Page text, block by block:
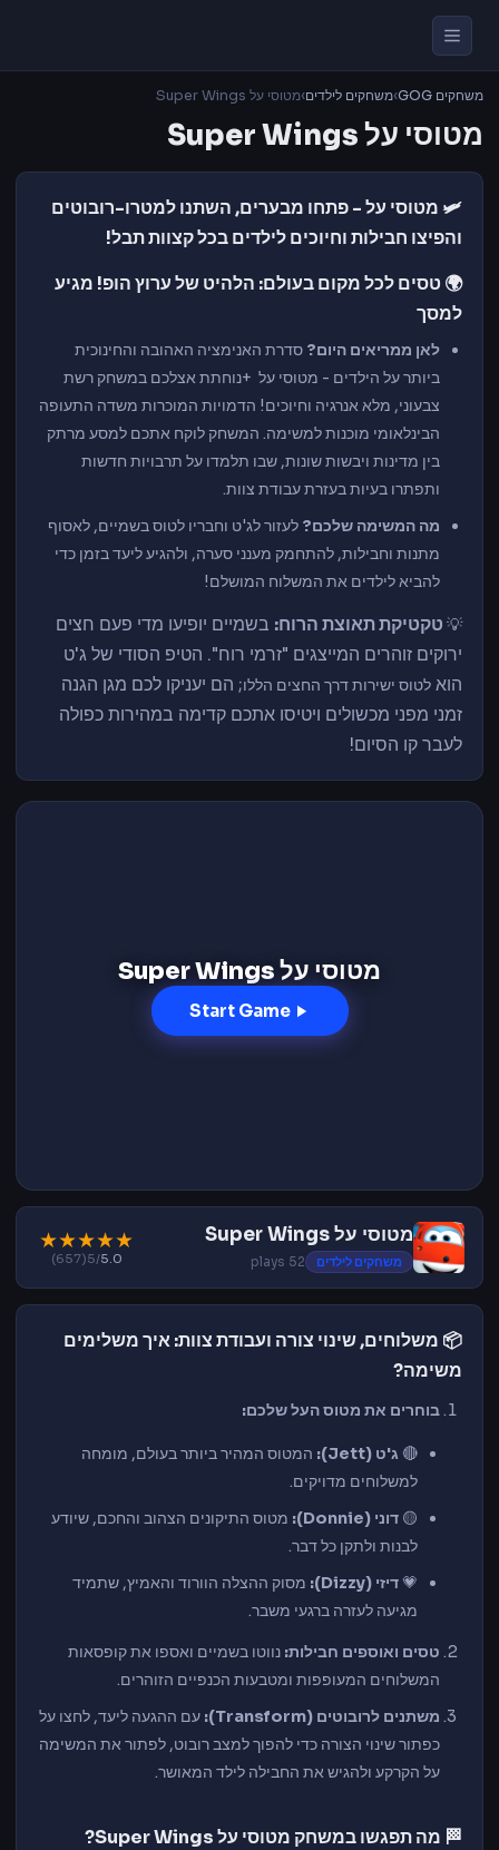
משחקים GOG ›משחקים לילדים›מטוסי על Super Wings
מטוסי על Super Wings
🛩️ מטוסי על - פתחו מבערים, השתנו למטרו-רובוטים
והפיצו חבילות וחיוכים לילדים בכל קצוות תבל!
🌍 טסים לכל מקום בעולם: הלהיט של ערוץ הופ! מגיע
למסך
לאן ממריאים היום? סדרת האנימציה האהובה והחינוכית
ביותר על הילדים - מטוסי על +נוחתת אצלכם במשחק רשת
צבעוני, מלא אנרגיה וחיוכים! הדמויות המוכרות משדה התעופה
הבינלאומי מוכנות למשימה. המשחק לוקח אתכם למסע מרתק
בין מדינות ויבשות שונות, שבו תלמדו על תרבויות חדשות
ותפתרו בעיות בעזרת עבודת צוות.
מה המשימה שלכם? לעזור לג'ט וחבריו לטוס בשמיים, לאסוף
מתנות וחבילות, להתחמק מענני סערה, ולהגיע ליעד בזמן כדי
להביא לילדים את המשלוח המושלם!
💡 טקטיקת תאוצת הרוח: בשמיים יופיעו מדי פעם חצים
ירוקים זוהרים המייצגים "זרמי רוח". הטיפ הסודי של ג'ט
הוא לטוס ישירות דרך החצים הללו; הם יעניקו לכם מגן הגנה
זמני מפני מכשולים ויטיסו אתכם קדימה במהירות כפולה
לעבר קו הסיום!
מטוסי על Super Wings
Start Game
מטוסי על Super Wings
משחקים לילדים 52 plays
★
★
★
★
★
5.0
/5
(657)
📦 משלוחים, שינוי צורה ועבודת צוות: איך משלימים
משימה?
בוחרים את מטוס העל שלכם:
🔴 ג'ט (Jett):
המטוס המהיר ביותר בעולם, מומחה
למשלוחים מדויקים.
🟡 דוני (Donnie):
מטוס התיקונים הצהוב והחכם, שיודע
לבנות ולתקן כל דבר.
💗 דיזי (Dizzy):
מסוק ההצלה הוורוד והאמיץ, שתמיד
מגיעה לעזרה ברגעי משבר.
טסים ואוספים חבילות: נווטו בשמיים ואספו את קופסאות
המשלוחים המעופפות ומטבעות הכנפיים הזוהרים.
משתנים לרובוטים (Transform):
עם ההגעה ליעד, לחצו על
כפתור שינוי הצורה כדי להפוך למצב רובוט, לפתור את המשימה
על הקרקע ולהגיש את החבילה לילד המאושר.
🏁 מה תפגשו במשחק מטוסי על Super Wings?